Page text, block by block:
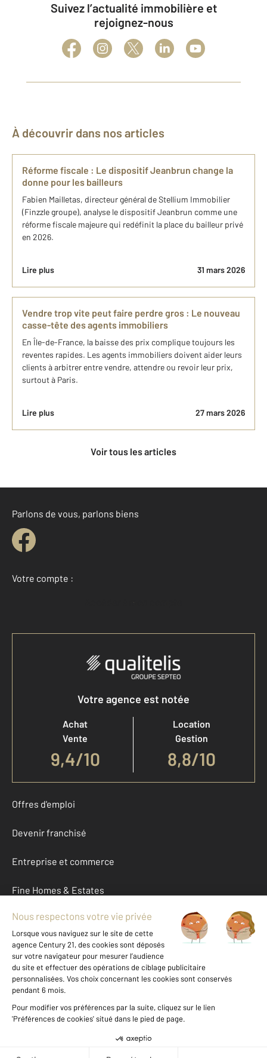
Suivez l’actualité immobilière et
rejoignez-nous
À découvrir dans nos articles
Réforme fiscale : Le dispositif Jeanbrun change la
donne pour les bailleurs
Fabien Mailletas, directeur général de Stellium Immobilier
(Finzzle groupe), analyse le dispositif Jeanbrun comme une
réforme fiscale majeure qui redéfinit la place du bailleur privé
en 2026.
Lire plus 31 mars 2026
Vendre trop vite peut faire perdre gros : Le nouveau
casse-tête des agents immobiliers
En Île-de-France, la baisse des prix complique toujours les
reventes rapides. Les agents immobiliers doivent aider leurs
clients à arbitrer entre vendre, attendre ou revoir leur prix,
surtout à Paris.
Lire plus 27 mars 2026
Voir tous les articles
Parlons de vous, parlons biens
Votre compte :
Accéder à mon compte
Votre agence est notée
Achat
Vente
9,4/10
Location
Gestion
8,8/10
Offres d'emploi
Devenir franchisé
Entreprise et commerce
Fine Homes & Estates
À propos
International
Nous contacter
Données personnelles